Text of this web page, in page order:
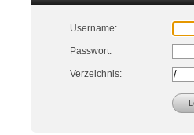
Username:
Passwort:
Verzeichnis: